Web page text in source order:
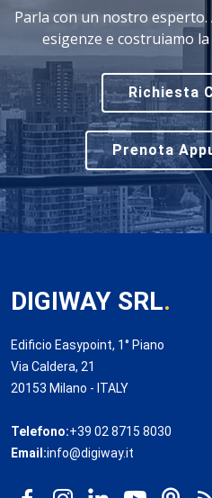
Parla con un nostro
esigenze e costruiamo
Richiesta
Prenota
DIGIWAY SRL.
Edificio Easypoint, 1° Piano
Via Caldera, 21
20153 Milano - ITALY
Telefono:+39 02 8715 8030
Email:info@digiway.it